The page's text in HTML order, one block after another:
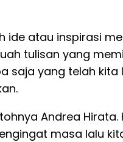
ide atau inspirasi
tulisan yang
yang telah kita
Andrea
masa lalu